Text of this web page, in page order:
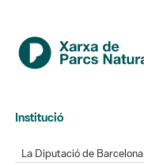
Institució
La Diputació de Barcelona